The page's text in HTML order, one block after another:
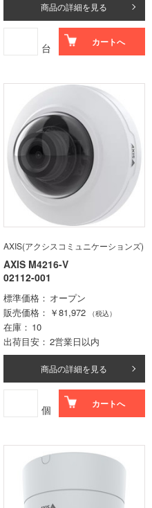
商品の詳細を見る
台 カートへ
AXIS(アクシスコミュニケーションズ)
AXIS M4216-V
02112-001
標準価格
オープン
販売価格
￥81,972 （税込）
在庫
10
出荷目安
2営業日以内
商品の詳細を見る
個 カートへ